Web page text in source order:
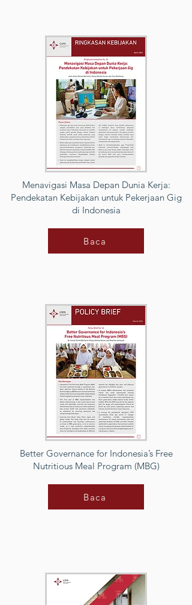
Menavigasi Masa Depan Dunia Kerja:
Pendekatan Kebijakan untuk Pekerjaan Gig
di Indonesia
Baca
Better Governance for Indonesia’s Free
Nutritious Meal Program (MBG)
Baca